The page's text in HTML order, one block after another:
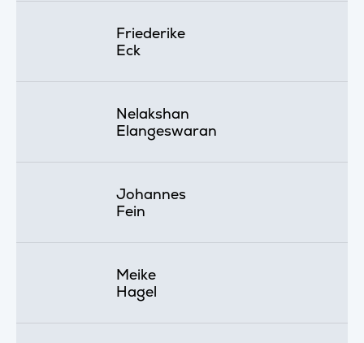
Friederike
Eck
Nelakshan
Elangeswaran
Johannes
Fein
Meike
Hagel